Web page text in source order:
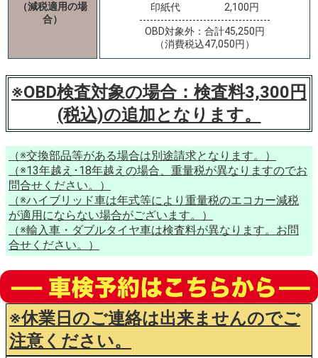
（減税適用の場
合）
印紙代 2,100円
-------------------------------------
OBD対象外：合計45,250円
（消費税込47,050円）
※OBD検査対象の場合：検査料3,300円
(税込)の追加となります。
（※交換部品等がある場合は別途請求となります。）
（※13年越え･18年越えの場合、重量税が異なりますのでお
問合せください。）
（※ハイブリッド車は年式等により重量税のエコカー減税
が適用にならない場合がございます。）
（※輸入車・ダブルタイヤ車は検査料が異なります。お問
合せください。）
※休業日のご連絡は出来ませんのでご
注意ください。